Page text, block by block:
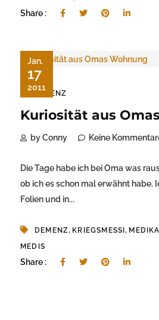
Share :
Jan.
17
2011
DEMENZ
Kuriosität aus
by Conny Keine
Die Tage habe ich bei Oma was
ob ich es schon mal erwähnt habe.
Folien und in...
DEMENZ, KRIEGSMESSI,
MEDIS
Share :